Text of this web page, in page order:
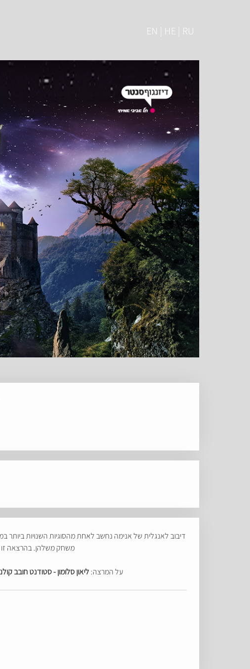
EN | HE | RU
דיבוב לאנגלית של אנימה נחשב לאחת מהסוגיות השנויות ביותר
משחק משלהן. בהרצאה זו
על המרצה:ליאון סלומון - סטודנט חובב